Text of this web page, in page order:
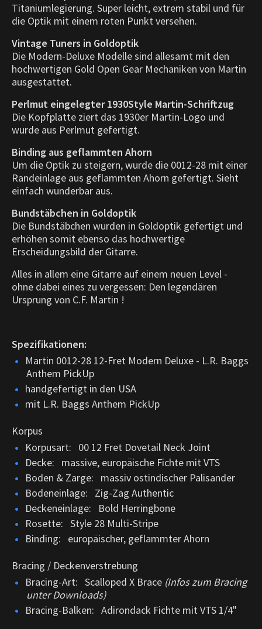
Titaniumlegierung. Super leicht, extrem stabil und für
die Optik mit einem roten Punkt versehen.
Vintage Tuners in Goldoptik
Die Modern-Deluxe Modelle sind allesamt mit den
hochwertigen Gold Open Gear Mechaniken von Martin
ausgestattet.
Perlmut eingelegter 1930Style Martin-Schriftzug
Die Kopfplatte ziert das 1930er Martin-Logo und
wurde aus Perlmut gefertigt.
Binding aus geflammten Ahorn
Um die Optik zu steigern, wurde die 0012-28 mit einer
Randeinlage aus geflammten Ahorn gefertigt. Sieht
einfach wunderbar aus.
Bundstäbchen in Goldoptik
Die Bundstäbchen wurden in Goldoptik gefertigt und
erhöhen somit ebenso das hochwertige
Erscheidungsbild der Gitarre.
Alles in allem eine Gitarre auf einem neuen Level -
ohne dabei eines zu vergessen: Den legendären
Ursprung von C.F. Martin !
Spezifikationen:
Martin 0012-28 12-Fret Modern Deluxe - L.R. Baggs
Anthem PickUp
handgefertigt in den USA
mit L.R. Baggs Anthem PickUp
Korpus
Korpusart: 00 12 Fret Dovetail Neck Joint
Decke: massive, europäische Fichte mit VTS
Boden & Zarge: massiv ostindischer Palisander
Bodeneinlage: Zig-Zag Authentic
Deckeneinlage: Bold Herringbone
Rosette: Style 28 Multi-Stripe
Binding: europäischer, geflammter Ahorn
Bracing / Deckenverstrebung
Bracing-Art: Scalloped X Brace (Infos zum Bracing
unter Downloads)
Bracing-Balken: Adirondack Fichte mit VTS 1/4"